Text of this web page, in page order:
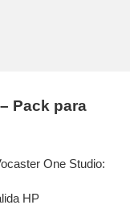
Pack para
One Studio:
HP